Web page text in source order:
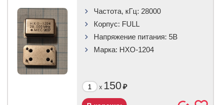
Частота, кГц: 28000
Корпус: FULL
Напряжение питания: 5В
Марка: HXO-1204
x 150₽